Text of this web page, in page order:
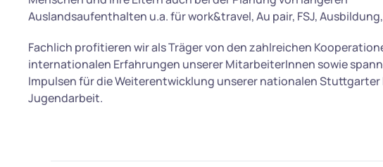
Auslandsaufenthalten u.a. für work&travel, Au pair, FSJ,
Fachlich profitieren wir als Träger von den zahlreichen
internationalen Erfahrungen unserer MitarbeiterInnen sowie
Impulsen für die Weiterentwicklung unserer nationalen Stuttgarter
Jugendarbeit.